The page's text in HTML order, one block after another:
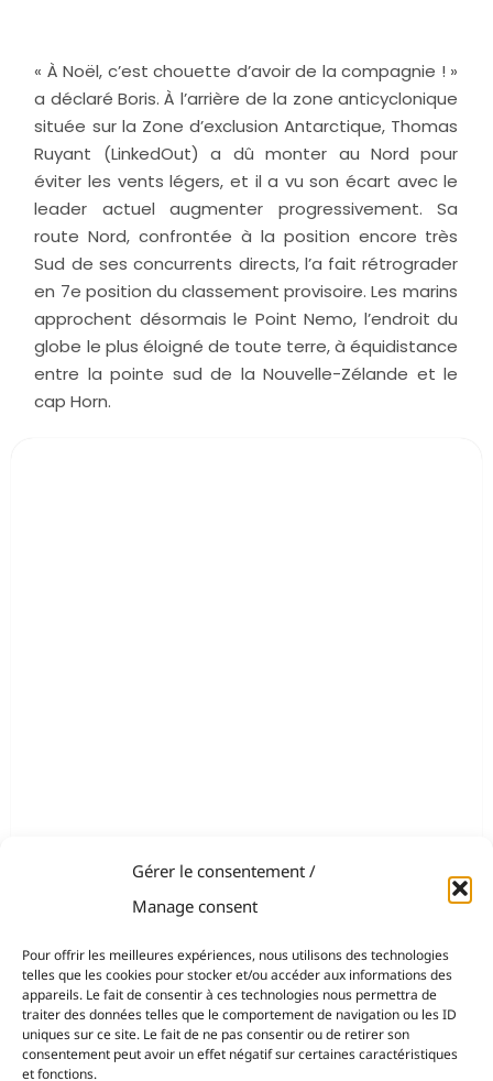
Gérer le consentement /
Manage consent
Pour offrir les meilleures expériences, nous utilisons des technologies
telles que les cookies pour stocker et/ou accéder aux informations des
appareils. Le fait de consentir à ces technologies nous permettra de
traiter des données telles que le comportement de navigation ou les ID
uniques sur ce site. Le fait de ne pas consentir ou de retirer son
consentement peut avoir un effet négatif sur certaines caractéristiques
et fonctions.
« À Noël, c’est chouette d’avoir de la compagnie ! »
a déclaré Boris. À l’arrière de la zone anticyclonique
située sur la Zone d’exclusion Antarctique, Thomas
Ruyant (LinkedOut) a dû monter au Nord pour
éviter les vents légers, et il a vu son écart avec le
leader actuel augmenter progressivement. Sa
route Nord, confrontée à la position encore très
Sud de ses concurrents directs, l’a fait rétrograder
en 7e position du classement provisoire. Les marins
approchent désormais le Point Nemo, l’endroit du
globe le plus éloigné de toute terre, à équidistance
entre la pointe sud de la Nouvelle-Zélande et le
cap Horn.